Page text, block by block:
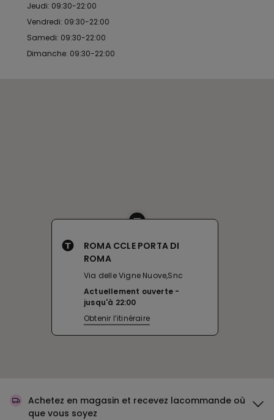
Jeudi: 09:30-22:00
Vendredi: 09:30-22:00
Samedi: 09:30-22:00
Dimanche: 09:30-22:00
ROMA CCLE PORTA DI
ROMA
Via delle Vigne Nuove,Snc
Actuellement ouverte
jusqu'à 22:00
Obtenir l’itinéraire
Achetez en magasin et recevez lacommande où
que vous soyez